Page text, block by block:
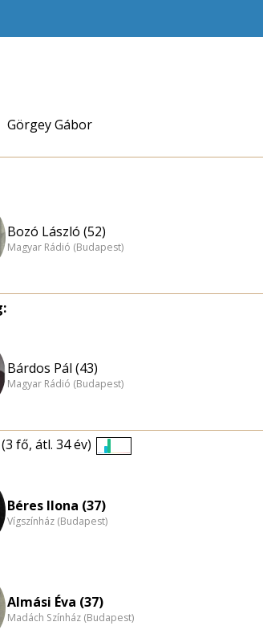
Görgey Gábor
Bozó László (52)
Magyar Rádió (Budapest)
Bárdos Pál (43)
Magyar Rádió (Budapest)
(3 fő, átl. 34 év)
Béres Ilona (37)
Vígszínház (Budapest)
Almási Éva (37)
Madách Színház (Budapest)